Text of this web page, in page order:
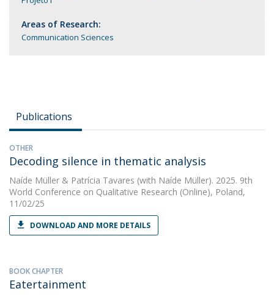
Areas of Research:
Communication Sciences
Publications
OTHER
Decoding silence in thematic analysis
Naíde Müller & Patrícia Tavares (with Naíde Müller). 2025. 9th
World Conference on Qualitative Research (Online), Poland,
11/02/25
DOWNLOAD AND MORE DETAILS
BOOK CHAPTER
Eatertainment